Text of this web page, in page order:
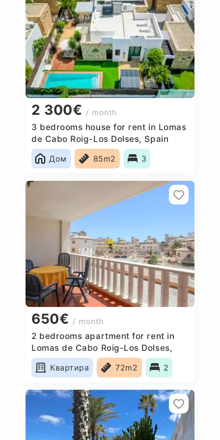
2 300€ / month
3 bedrooms house for rent in Lomas
de Cabo Roig-Los Dolses, Spain
Дом
85m2 3
650€ / month
2 bedrooms apartment for rent in
Lomas de Cabo Roig-Los Dolses,
Spain
Квартира
72m2 2